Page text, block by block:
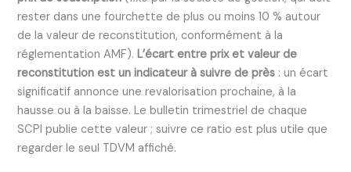
rester dans une fourchette de plus ou moins 10 % autour
de la valeur de reconstitution, conformément à la
réglementation AMF).L’écart entre prix et valeur de
reconstitution est un indicateur à suivre de près : un écart
significatif annonce une revalorisation prochaine, à la
hausse ou à la baisse. Le bulletin trimestriel de chaque
SCPI publie cette valeur ; suivre ce ratio est plus utile que
regarder le seul TDVM affiché.